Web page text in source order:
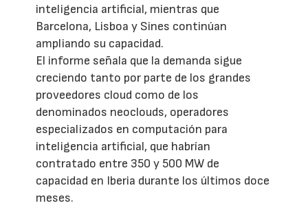
inteligencia artificial, mientras que
Barcelona, Lisboa y Sines continúan
ampliando su capacidad.
El informe señala que la demanda sigue
creciendo tanto por parte de los grandes
proveedores cloud como de los
denominados neoclouds, operadores
especializados en computación para
inteligencia artificial, que habrían
contratado entre 350 y 500 MW de
capacidad en Iberia durante los últimos doce
meses.